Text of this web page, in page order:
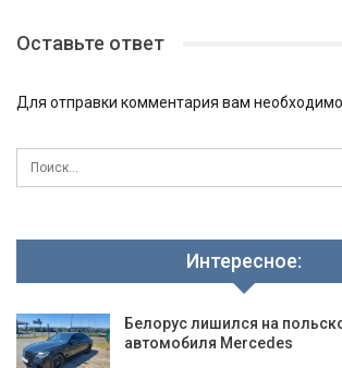
Оставьте ответ
Для отправки комментария вам необходимо
Интересное:
Белорус лишился на
автомобиля Mercedes